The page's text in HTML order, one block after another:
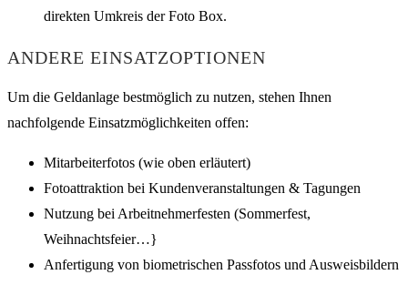
direkten Umkreis der Foto Box.
ANDERE EINSATZOPTIONEN
Um die Geldanlage bestmöglich zu nutzen, stehen Ihnen
nachfolgende Einsatzmöglichkeiten offen:
Mitarbeiterfotos (wie oben erläutert)
Fotoattraktion bei Kundenveranstaltungen & Tagungen
Nutzung bei Arbeitnehmerfesten (Sommerfest,
Weihnachtsfeier…}
Anfertigung von biometrischen Passfotos und Ausweisbildern